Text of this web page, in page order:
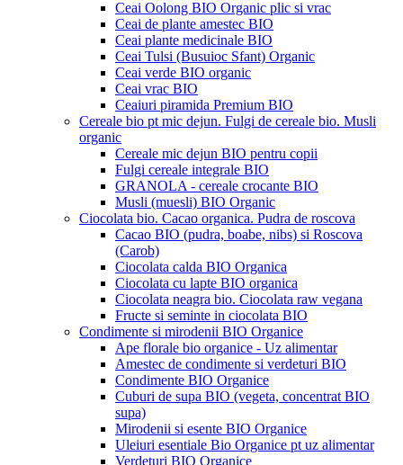
Ceai Oolong BIO Organic plic si vrac
Ceai de plante amestec BIO
Ceai plante medicinale BIO
Ceai Tulsi (Busuioc Sfant) Organic
Ceai verde BIO organic
Ceai vrac BIO
Ceaiuri piramida Premium BIO
Cereale bio pt mic dejun. Fulgi de cereale bio. Musli
organic
Cereale mic dejun BIO pentru copii
Fulgi cereale integrale BIO
GRANOLA - cereale crocante BIO
Musli (muesli) BIO Organic
Ciocolata bio. Cacao organica. Pudra de roscova
Cacao BIO (pudra, boabe, nibs) si Roscova
(Carob)
Ciocolata calda BIO Organica
Ciocolata cu lapte BIO organica
Ciocolata neagra bio. Ciocolata raw vegana
Fructe si seminte in ciocolata BIO
Condimente si mirodenii BIO Organice
Ape florale bio organice - Uz alimentar
Amestec de condimente si verdeturi BIO
Condimente BIO Organice
Cuburi de supa BIO (vegeta, concentrat BIO
supa)
Mirodenii si esente BIO Organice
Uleiuri esentiale Bio Organice pt uz alimentar
Verdeturi BIO Organice